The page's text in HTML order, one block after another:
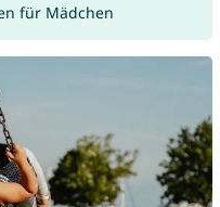
für Mädchen